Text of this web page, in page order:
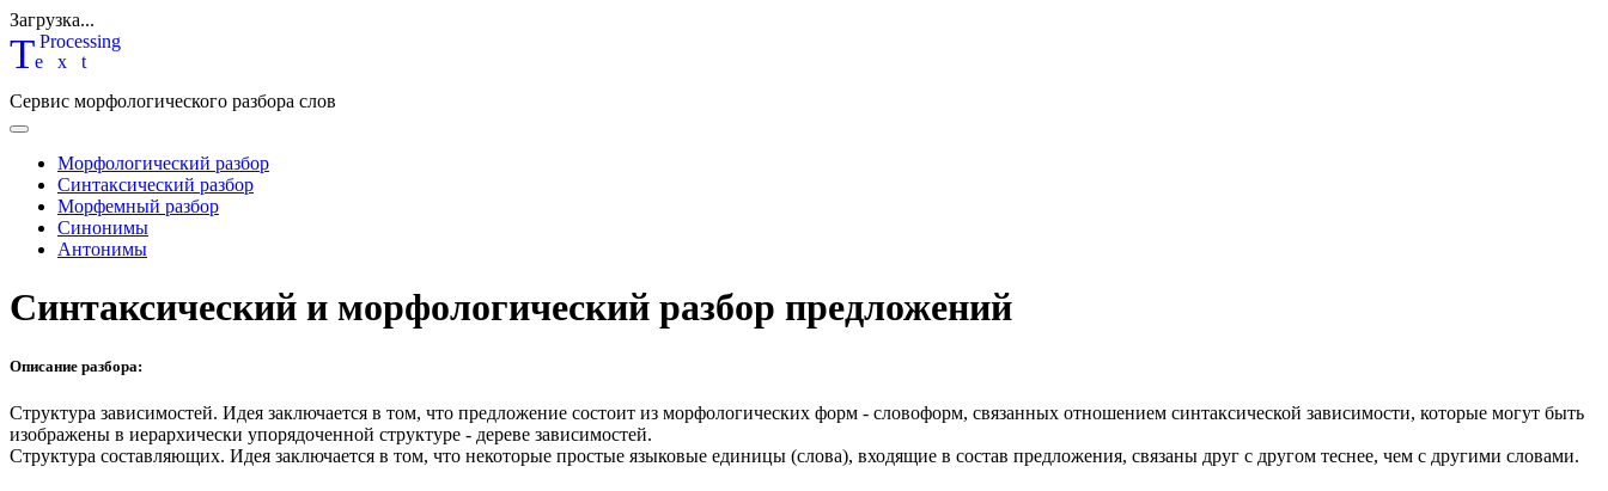
Загрузка...
Text
Processing
Сервис морфологического разбора слов
Морфологический разбор
Синтаксический разбор
Морфемный разбор
Синонимы
Антонимы
Синтаксический и морфологический разбор предложений
Описание разбора:
Структура зависимостей. Идея заключается в том, что предложение состоит из морфологических форм - словоформ, связанных отношением синтаксической зависимости, которые могут быть
изображены в иерархически упорядоченной структуре - дереве зависимостей.
Структура составляющих. Идея заключается в том, что некоторые простые языковые единицы (слова), входящие в состав предложения, связаны друг с другом теснее, чем с другими словами.